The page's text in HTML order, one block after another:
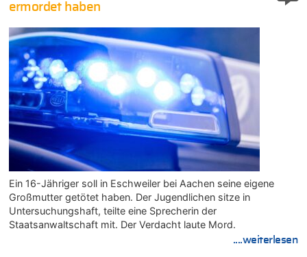
ermordet haben
Ein 16-Jähriger soll in Eschweiler bei Aachen seine eigene
Großmutter getötet haben. Der Jugendlichen sitze in
Untersuchungshaft, teilte eine Sprecherin der
Staatsanwaltschaft mit. Der Verdacht laute Mord.
....weiterlesen